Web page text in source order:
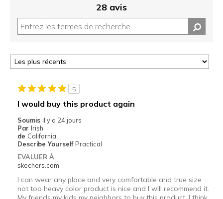
28 avis
5
I would buy this product again
Soumis il y a 24 jours
Par Irish
de California
Describe Yourself Practical
EVALUER À
skechers.com
I can wear any place and very comfortable and true size
not too heavy color product is nice and I will recommend it.